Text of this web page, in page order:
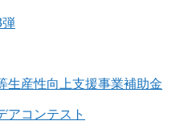
弾
生産性向上支援事業補助金
アコンテスト